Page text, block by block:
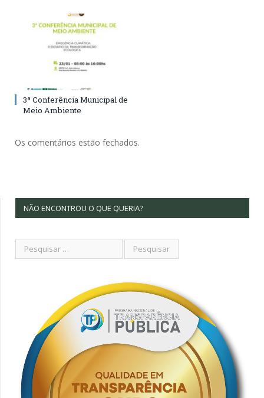
3ª Conferência Municipal de
Meio Ambiente
Os comentários estão fechados.
NÃO ENCONTROU O QUE QUERIA?